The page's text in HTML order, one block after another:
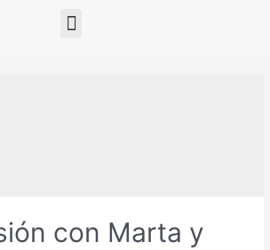
con Marta y